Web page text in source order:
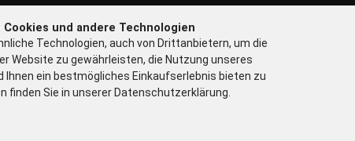
und andere Technologien
Technologien, auch von Drittanbietern, um die
Website zu gewährleisten, die Nutzung unseres
Ihnen ein bestmögliches Einkaufserlebnis bieten zu
finden Sie in unserer Datenschutzerklärung.